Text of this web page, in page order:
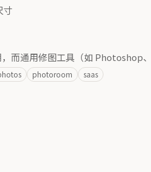
寸
而通用修图工具（如 Photoshop
photoroom saas